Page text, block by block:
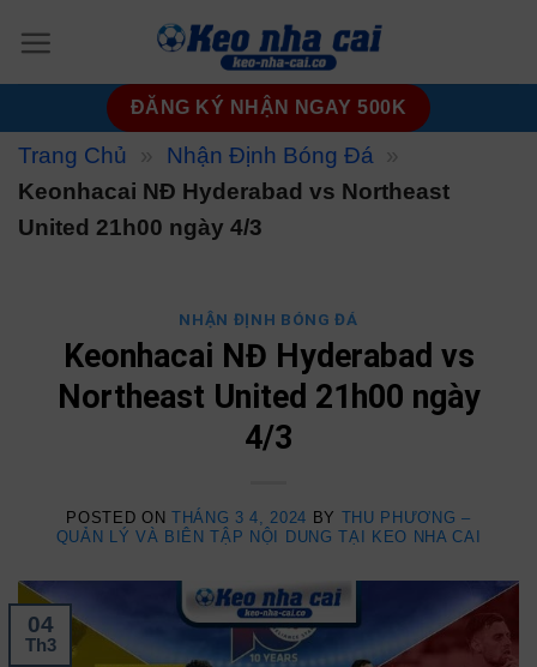
content
ĐĂNG KÝ NHẬN NGAY 500K
Trang Chủ Nhận Định Bóng Đá
Keonhacai NĐ Hyderabad vs Northeast
United 21h00 ngày 4/3
NHẬN ĐỊNH BÓNG ĐÁ
Keonhacai NĐ Hyderabad vs
Northeast United 21h00 ngày
4/3
POSTED ON THÁNG 3 4, 2024 BY THU PHƯƠNG –
QUẢN LÝ VÀ BIÊN TẬP NỘI DUNG TẠI KEO NHA CAI
04
Th3